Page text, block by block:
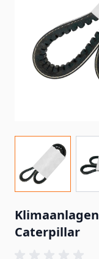
Caterpillar